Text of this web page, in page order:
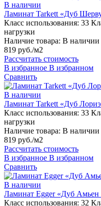
В наличии
Ламинат Tarkett «Дуб
Класс использования: 33
нагрузки
Наличие товара: В наличии
819 руб./м2
Рассчитать стоимость
В избранное В избранном
Сравнить
В наличии
Ламинат Tarkett «Дуб
Класс использования: 33
нагрузки
Наличие товара: В наличии
819 руб./м2
Рассчитать стоимость
В избранное В избранном
Сравнить
В наличии
Ламинат Egger «Дуб
Класс использования: 32